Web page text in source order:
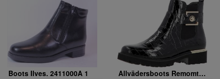
Boots Ilves. 2411000A 1 Allvädersboots Remomte. D8684-03